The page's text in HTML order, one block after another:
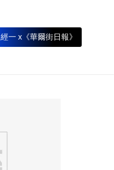
經一 x《華爾街日報》